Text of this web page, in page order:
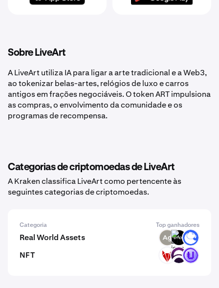
Sobre LiveArt
A LiveArt utiliza IA para ligar a arte tradicional e a Web3,
ao tokenizar belas-artes, relógios de luxo e carros
antigos em frações negociáveis. O token ART impulsiona
as compras, o envolvimento da comunidade e os
programas de recompensa.
Categorias de criptomoedas de LiveArt
A Kraken classifica LiveArt como pertencente às
seguintes categorias de criptomoedas.
Categoria Top ganhadores
Real World Assets SLVR BTGOX ANT
NFT RFOX DAR PUNK